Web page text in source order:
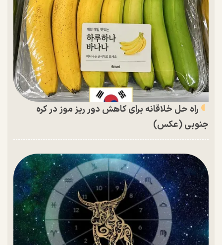
راه حل خلاقانه برای کاهش دور ریز موز در کره
جنوبی (عکس)